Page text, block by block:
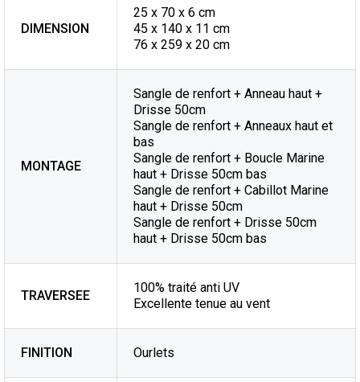
DIMENSION
25 x 70 x 6 cm
45 x 140 x 11 cm
76 x 259 x 20 cm
MONTAGE
Sangle de renfort + Anneau haut +
Drisse 50cm
Sangle de renfort + Anneaux haut et
bas
Sangle de renfort + Boucle Marine
haut + Drisse 50cm bas
Sangle de renfort + Cabillot Marine
haut + Drisse 50cm
Sangle de renfort + Drisse 50cm
haut + Drisse 50cm bas
TRAVERSEE
100% traité anti UV
Excellente tenue au vent
FINITION Ourlets